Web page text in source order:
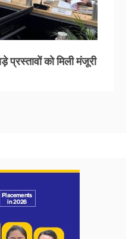
प्रस्तावों को मिली मंजूरी